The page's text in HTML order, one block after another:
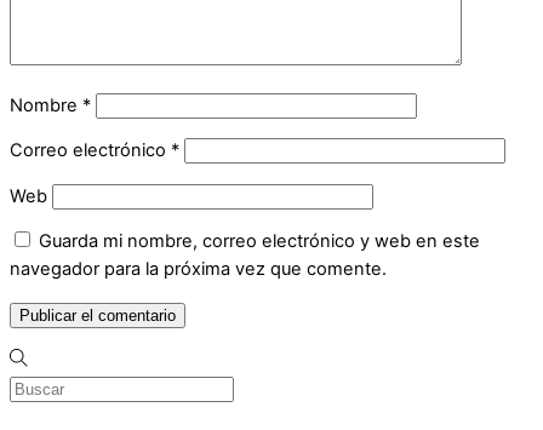
Nombre *
Correo electrónico *
Web
Guarda mi nombre, correo electrónico y web en este
navegador para la próxima vez que comente.